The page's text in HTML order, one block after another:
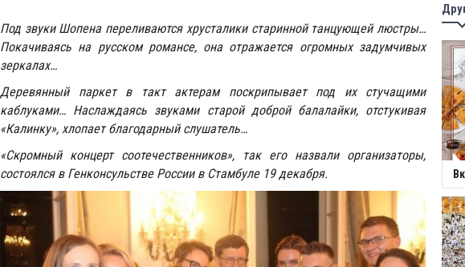
Под звуки Шопена переливаются хрусталики старинной танцующей люстры…
Покачиваясь на русском романсе, она отражается огромных задумчивых
зеркалах…
Деревянный паркет в такт актерам поскрипывает под их стучащими
каблуками… Наслаждаясь звуками старой доброй балалайки, отстукивая
«Калинку», хлопает благодарный слушатель…
«Скромный концерт соотечественников», так его назвали организаторы,
состоялся в Генконсульстве России в Стамбуле 19 декабря.